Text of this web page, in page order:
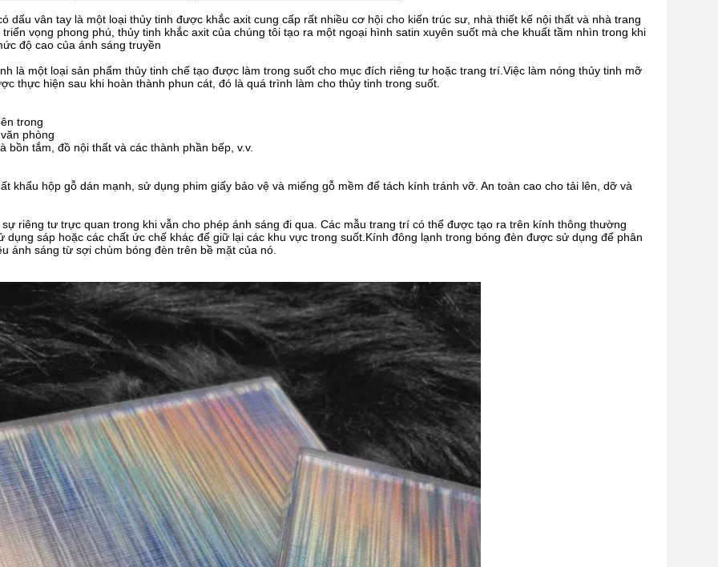
dấu vân tay là một loại thủy tinh được khắc axit cung cấp rất nhiều cơ hội cho kiến trúc sư, nhà thiết kế nội thất và nhà trang
vọng phong phú, thủy tinh khắc axit của chúng tôi tạo ra một ngoại hình satin xuyên suốt mà che khuất tầm nhìn trong khi
độ cao của ánh sáng truyền
là một loại sản phẩm thủy tinh chế tạo được làm trong suốt cho mục đích riêng tư hoặc trang trí.Việc làm nóng thủy tinh mỡ
thực hiện sau khi hoàn thành phun cát, đó là quá trình làm cho thủy tinh trong suốt.
trong
phòng
bồn tắm, đồ nội thất và các thành phần bếp, v.v.
khẩu hộp gỗ dán mạnh, sử dụng phim giấy bảo vệ và miếng gỗ mềm để tách kính tránh vỡ. An toàn cao cho tải lên, dỡ và
riêng tư trực quan trong khi vẫn cho phép ánh sáng đi qua. Các mẫu trang trí có thể được tạo ra trên kính thông thường
dụng sáp hoặc các chất ức chế khác để giữ lại các khu vực trong suốt.Kính đông lạnh trong bóng đèn được sử dụng để phân
ánh sáng từ sợi chùm bóng đèn trên bề mặt của nó.